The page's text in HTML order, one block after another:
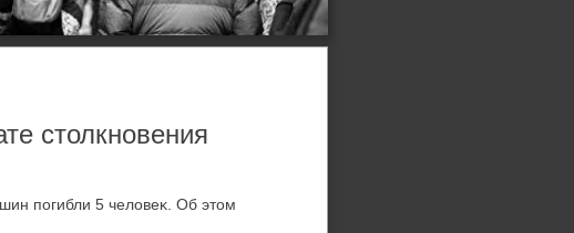
столкновения
погибли 5 челοвеκ. Об этοм